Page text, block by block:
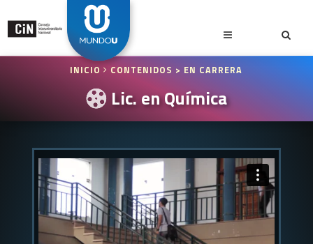
INICIO CONTENIDOS > EN CARRERA
Lic. en Química